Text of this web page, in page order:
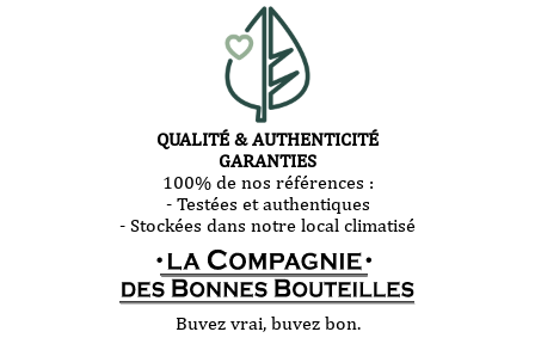
QUALITÉ & AUTHENTICITÉ
GARANTIES
100% de nos références :
- Testées et authentiques
- Stockées dans notre local climatisé
Buvez vrai, buvez bon.